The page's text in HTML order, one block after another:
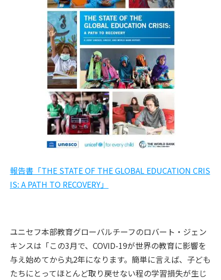
報告書「THE STATE OF THE GLOBAL EDUCATION CRIS
IS: A PATH TO RECOVERY」
ユニセフ本部教育グローバルチーフのロバート・ジェン
キンスは「この3月で、COVID-19が世界の教育に影響を
与え始めてから丸2年になります。簡単に言えば、子ども
たちにとってほとんど取り戻せない程の学習損失が生じ